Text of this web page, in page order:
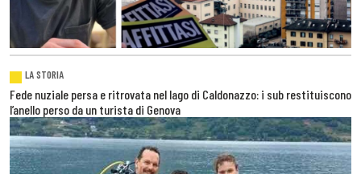
LA STORIA
Fede nuziale persa e ritrovata nel lago di Caldonazzo: i sub restituiscono
l’anello perso da un turista di Genova